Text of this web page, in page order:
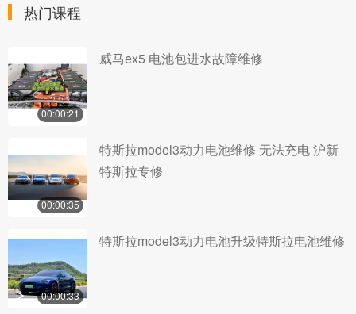
热门课程
00:00:21
威马ex5 电池包进水故障维修
00:00:35
特斯拉model3动力电池维修 无法充电 沪新
特斯拉专修
00:00:33
特斯拉model3动力电池升级特斯拉电池维修